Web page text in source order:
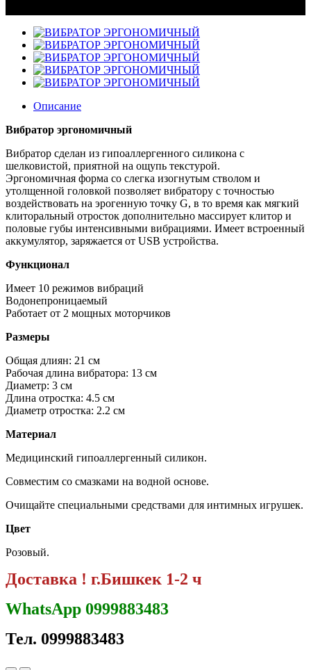
Описание
Вибратор эргономичный
Вибратор сделан из гипоаллергенного силикона с
шелковистой, приятной на ощупь текстурой.
Эргономичная форма со слегка изогнутым стволом и
утолщенной головкой позволяет вибратору с точностью
воздействовать на эрогенную точку G, в то время как мягкий
клиторальный отросток дополнительно массирует клитор и
половые губы интенсивными вибрациями. Имеет встроенный
аккумулятор, заряжается от USB устройства.
Функционал
Имеет 10 режимов вибраций
Водонепроницаемый
Работает от 2 мощных моторчиков
Размеры
Общая длиян: 21 см
Рабочая длина вибратора: 13 см
Диаметр: 3 см
Длина отростка: 4.5 см
Диаметр отростка: 2.2 см
Материал
Медицинский гипоаллергенный силикон.
Совместим со смазками на водной основе.
Очищайте специальными средствами для интимных игрушек.
Цвет
Розовый.
Доставка ! г.Бишкек 1-2 ч
WhatsApp 0999883483
Тел. 0999883483